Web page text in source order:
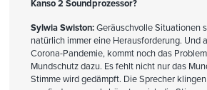
Kanso 2 Soundprozessor?
Sylwia Swiston:Geräuschvolle Situationen
natürlich immer eine Herausforderung. Und
Corona-Pandemie, kommt noch das
Mundschutz dazu. Es fehlt nicht nur das
Stimme wird gedämpft. Die Sprecher